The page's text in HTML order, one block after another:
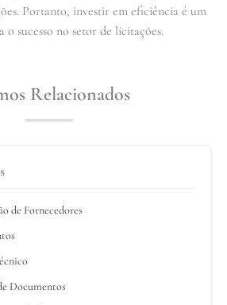
Portanto, investir em eficiência é um
o sucesso no setor de licitações.
Relacionados
de Fornecedores
Documentos